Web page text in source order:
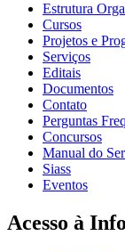
Estrutura
Cursos
Projetos e
Serviços
Editais
Documentos
Contato
Perguntas
Concursos
Manual do
Siass
Eventos
Acesso à